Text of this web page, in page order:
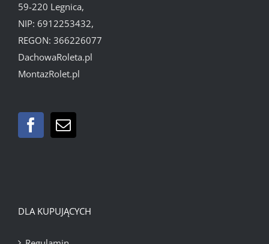
59-220 Legnica,
NIP: 6912253432,
REGON: 366226077
DachowaRoleta.pl
MontazRolet.pl
DLA KUPUJĄCYCH